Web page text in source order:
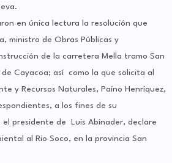
en única lectura la resolución que
ministro de Obras Públicas y
de la carretera Mella tramo San
Cayacoa; así como la que solicita al
y Recursos Naturales, Paíno Henríquez,
a los fines de su
el presidente de Luis Abinader, declare
al Rio Soco, en la provincia San